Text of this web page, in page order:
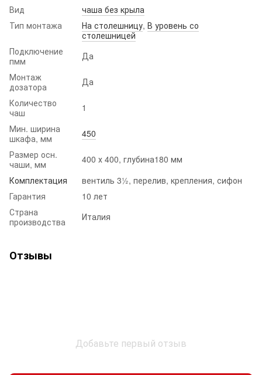
Вид
чаша без крыла
Тип монтажа
На столешницу, В уровень со
столешницей
Подключение
пмм
Да
Монтаж
дозатора
Да
Количество
чаш
1
Мин. ширина
шкафа, мм
450
Размер осн.
чаши, мм
400 х 400, глубина180 мм
Комплектация
вентиль 3½, перелив, крепления, сифон
Гарантия
10 лет
Страна
производства
Италия
Отзывы
Добавьте первый отзыв